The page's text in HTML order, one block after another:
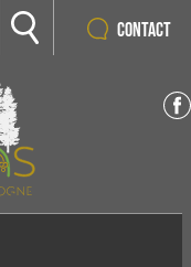
Contact